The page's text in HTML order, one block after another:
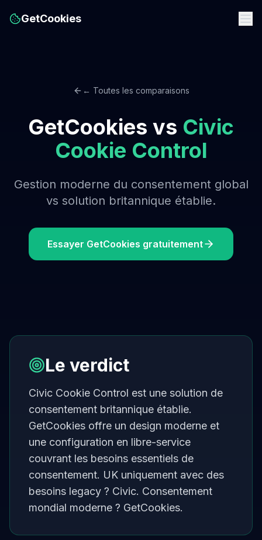
GetCookies
← Toutes les comparaisons
GetCookies vs Civic
Cookie Control
Gestion moderne du consentement global
vs solution britannique établie.
Essayer GetCookies gratuitement
Le verdict
Civic Cookie Control est une solution de
consentement britannique établie.
GetCookies offre un design moderne et
une configuration en libre-service
couvrant les besoins essentiels de
consentement. UK uniquement avec des
besoins legacy ? Civic. Consentement
mondial moderne ? GetCookies.